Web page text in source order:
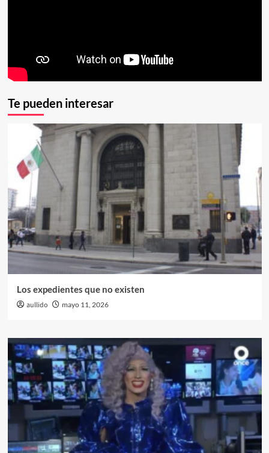
Te pueden interesar
Los expedientes que no existen
aullido mayo 11, 2026